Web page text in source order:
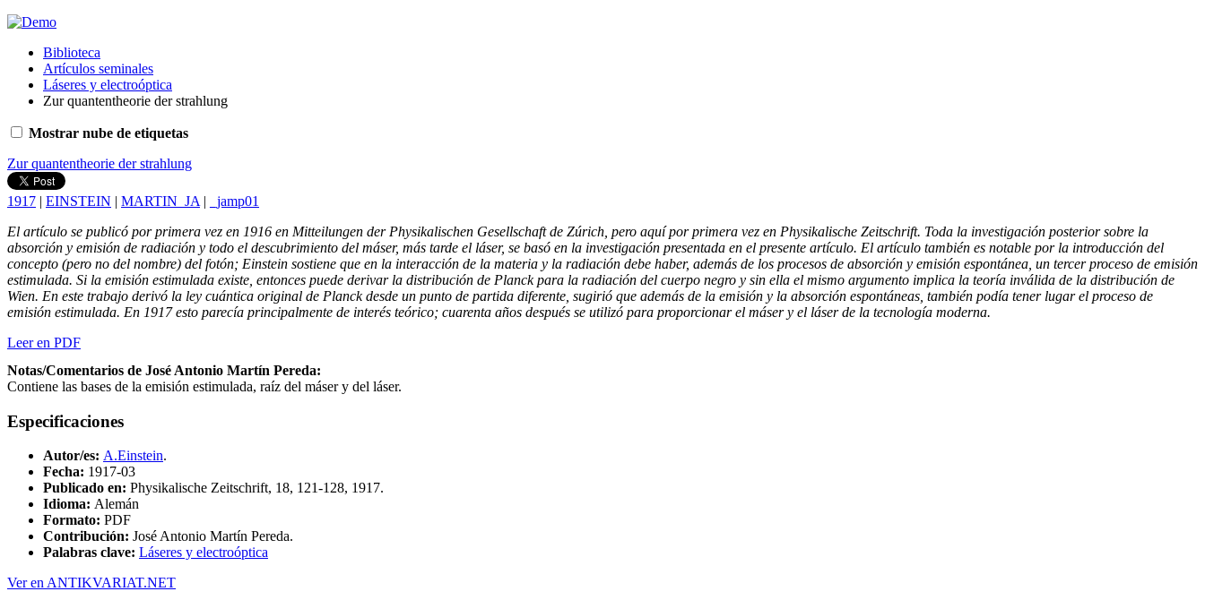
Biblioteca
Artículos seminales
Láseres y electroóptica
Zur quantentheorie der strahlung
Mostrar nube de etiquetas
Zur quantentheorie der strahlung
1917 | EINSTEIN | MARTIN_JA |
_jamp01
El artículo se publicó por primera vez en 1916 en Mitteilungen der Physikalischen Gesellschaft de Zúrich, pero aquí por primera vez en Physikalische Zeitschrift. Toda la investigación posterior sobre la
absorción y emisión de radiación y todo el descubrimiento del máser, más tarde el láser, se basó en la investigación presentada en el presente artículo. El artículo también es notable por la introducción del
concepto (pero no del nombre) del fotón; Einstein sostiene que en la interacción de la materia y la radiación debe haber, además de los procesos de absorción y emisión espontánea, un tercer proceso de emisión
estimulada. Si la emisión estimulada existe, entonces puede derivar la distribución de Planck para la radiación del cuerpo negro y sin ella el mismo argumento implica la teoría inválida de la distribución de
Wien. En este trabajo derivó la ley cuántica original de Planck desde un punto de partida diferente, sugirió que además de la emisión y la absorción espontáneas, también podía tener lugar el proceso de
emisión estimulada. En 1917 esto parecía principalmente de interés teórico; cuarenta años después se utilizó para proporcionar el máser y el láser de la tecnología moderna.
Leer en PDF
Notas/Comentarios de José Antonio Martín Pereda:
Contiene las bases de la emisión estimulada, raíz del máser y del láser.
Especificaciones
Autor/es: A.Einstein.
Fecha: 1917-03
Publicado en: Physikalische Zeitschrift, 18, 121-128, 1917.
Idioma: Alemán
Formato: PDF
Contribución: José Antonio Martín Pereda.
Palabras clave: Láseres y electroóptica
Ver en ANTIKVARIAT.NET